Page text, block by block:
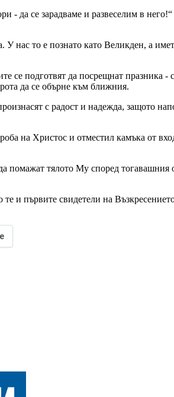
- да се зарадваме и развеселим в
У нас то е познато като Великден, а
се подготвят да посрещнат празника
да се обърне към ближния.
с радост и надежда, защото
на Христос и отместил камъка от
тялото Му според тогавашния
и първите свидетели на